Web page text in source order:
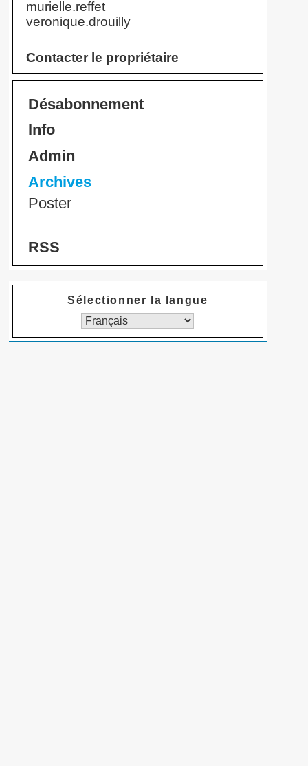
murielle.reffet
veronique.drouilly
Contacter le propriétaire
Désabonnement
Info
Admin
Archives
Poster
RSS
Sélectionner la langue